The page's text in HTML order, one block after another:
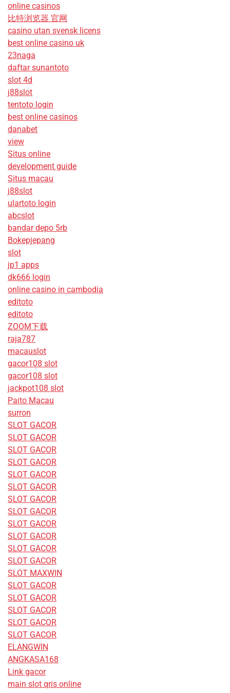
online casinos
比特浏览器 官网
casino utan svensk licens
best online casino uk
23naga
daftar sunantoto
slot 4d
j88slot
tentoto login
best online casinos
danabet
view
Situs online
development guide
Situs macau
j88slot
ulartoto login
abcslot
bandar depo 5rb
Bokepjepang
slot
jp1 apps
dk666 login
online casino in cambodia
editoto
editoto
ZOOM下载
raja787
macauslot
gacor108 slot
gacor108 slot
jackpot108 slot
Paito Macau
surron
SLOT GACOR
SLOT GACOR
SLOT GACOR
SLOT GACOR
SLOT GACOR
SLOT GACOR
SLOT GACOR
SLOT GACOR
SLOT GACOR
SLOT GACOR
SLOT GACOR
SLOT GACOR
SLOT MAXWIN
SLOT GACOR
SLOT GACOR
SLOT GACOR
SLOT GACOR
SLOT GACOR
ELANGWIN
ANGKASA168
Link gacor
main slot qris online